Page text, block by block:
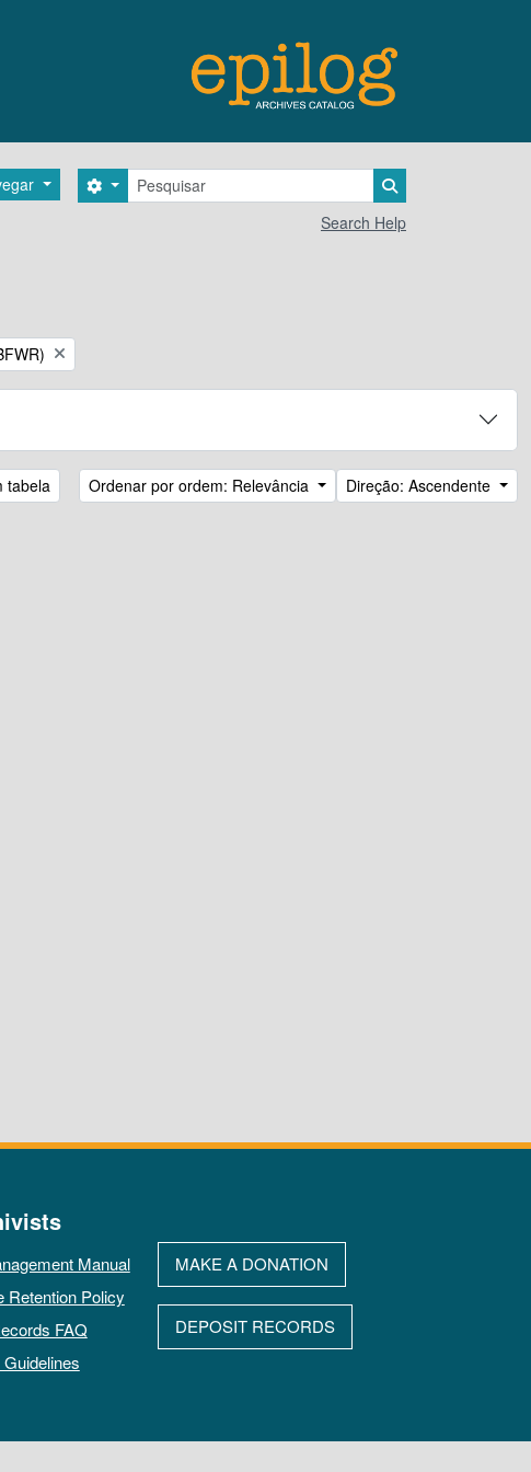
Pesquisar
Search options
Search Help
tabela Ordenar por ordem: Relevância Direção: Ascendente
Manual
Retention Policy
FAQ
MAKE A DONATION
DEPOSIT RECORDS